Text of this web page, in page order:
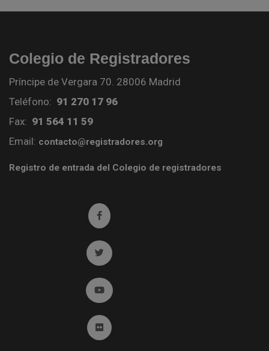
Colegio de Registradores
Príncipe de Vergara 70. 28006 Madrid
Teléfono: 91 270 17 96
Fax: 91 564 11 59
Email: contacto@registradores.org
Registro de entrada del Colegio de registradores
Ir a facebook (abre en ventana nueva)
Ir a twitter (abre en ventana nueva)
Ir a YouTube (abre en ventana nueva)
Ir a Flickr (abre en ventana nueva)